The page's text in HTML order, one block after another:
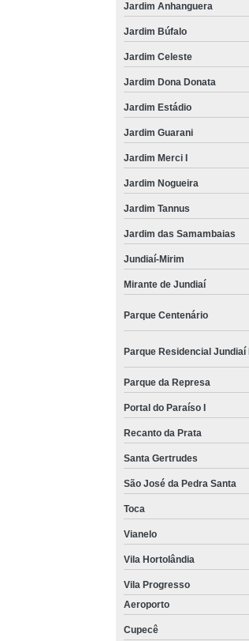
Jardim Anhanguera
Jardim Búfalo
Jardim Celeste
Jardim Dona Donata
Jardim Estádio
Jardim Guarani
Jardim Merci I
Jardim Nogueira
Jardim Tannus
Jardim das Samambaias
Jundiaí-Mirim
Mirante de Jundiaí
Parque Centenário
Parque Residencial Jundiaí I
Parque da Represa
Portal do Paraíso I
Recanto da Prata
Santa Gertrudes
São José da Pedra Santa
Toca
Vianelo
Vila Hortolândia
Vila Progresso
Aeroporto
Cupecê